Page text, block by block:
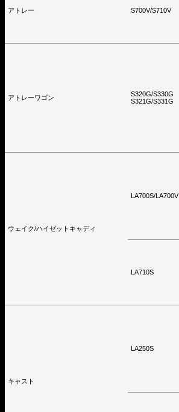
アトレー S700V/S710V
アトレーワゴン
S320G/S330G
S321G/S331G
ウェイク/ハイゼットキャディ
LA700S/LA700V
LA710S
キャスト
LA250S